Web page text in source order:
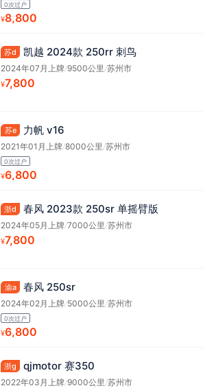
0次过户
¥8,800
苏d 凯越 2024款 250rr 刺鸟
2024年07月上牌/9500公里/苏州市
¥7,800
苏e 力帆 v16
2021年01月上牌/8000公里/苏州市
0次过户
¥6,800
浙d 春风 2023款 250sr 单摇臂版
2024年05月上牌/7000公里 /苏州市
¥7,800
渝a 春风 250sr
2024年02月上牌/5000公里 /苏州市
0次过户
¥6,800
浙g qjmotor 赛350
2022年03月上牌/9000公里 /苏州市